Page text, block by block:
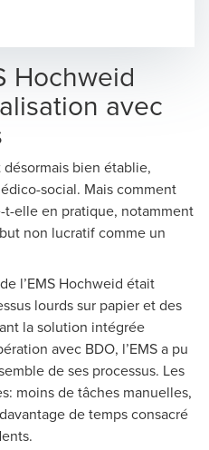
Hochweid
avec
bien établie,
social. Mais comment
elle en pratique, notamment
non lucratif comme un
l’EMS Hochweid était
lourds sur papier et des
la solution intégrée
avec BDO, l’EMS a pu
de ses processus. Les
moins de tâches manuelles,
de temps consacré
Software - Associate